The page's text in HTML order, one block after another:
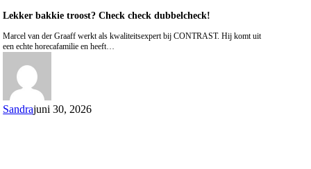
Lekker bakkie troost? Check check dubbelcheck!
Marcel van der Graaff werkt als kwaliteitsexpert bij CONTRAST. Hij komt uit
een echte horecafamilie en heeft…
Sandrajuni 30, 2026